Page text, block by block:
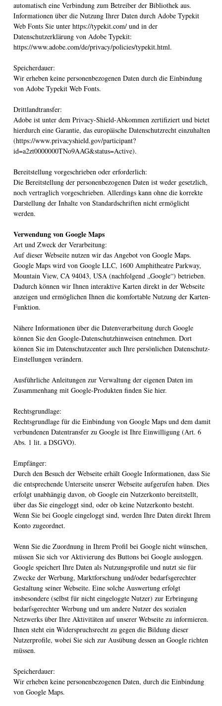
automatisch eine Verbindung zum Betreiber der Bibliothek aus.
Informationen über die Nutzung Ihrer Daten durch Adobe Typekit
Web Fonts Sie unter https://typekit.com/ und in der
Datenschutzerklärung von Adobe Typekit:
https://www.adobe.com/de/privacy/policies/typekit.html.
Speicherdauer:
Wir erheben keine personenbezogenen Daten durch die Einbindung
von Adobe Typekit Web Fonts.
Drittlandtransfer:
Adobe ist unter dem Privacy-Shield-Abkommen zertifiziert und bietet
hierdurch eine Garantie, das europäische Datenschutzrecht einzuhalten
(https://www.privacyshield.gov/participant?
id=a2zt0000000TNo9AAG&status=Active).
Bereitstellung vorgeschrieben oder erforderlich:
Die Bereitstellung der personenbezogenen Daten ist weder gesetzlich,
noch vertraglich vorgeschrieben. Allerdings kann ohne die korrekte
Darstellung der Inhalte von Standardschriften nicht ermöglicht
werden.
Verwendung von Google Maps
Art und Zweck der Verarbeitung:
Auf dieser Webseite nutzen wir das Angebot von Google Maps.
Google Maps wird von Google LLC, 1600 Amphitheatre Parkway,
Mountain View, CA 94043, USA (nachfolgend „Google“) betrieben.
Dadurch können wir Ihnen interaktive Karten direkt in der Webseite
anzeigen und ermöglichen Ihnen die komfortable Nutzung der Karten-
Funktion.
Nähere Informationen über die Datenverarbeitung durch Google
können Sie den Google-Datenschutzhinweisen entnehmen. Dort
können Sie im Datenschutzcenter auch Ihre persönlichen Datenschutz-
Einstellungen verändern.
Ausführliche Anleitungen zur Verwaltung der eigenen Daten im
Zusammenhang mit Google-Produkten finden Sie hier.
Rechtsgrundlage:
Rechtsgrundlage für die Einbindung von Google Maps und dem damit
verbundenen Datentransfer zu Google ist Ihre Einwilligung (Art. 6
Abs. 1 lit. a DSGVO).
Empfänger:
Durch den Besuch der Webseite erhält Google Informationen, dass Sie
die entsprechende Unterseite unserer Webseite aufgerufen haben. Dies
erfolgt unabhängig davon, ob Google ein Nutzerkonto bereitstellt,
über das Sie eingeloggt sind, oder ob keine Nutzerkonto besteht.
Wenn Sie bei Google eingeloggt sind, werden Ihre Daten direkt Ihrem
Konto zugeordnet.
Wenn Sie die Zuordnung in Ihrem Profil bei Google nicht wünschen,
müssen Sie sich vor Aktivierung des Buttons bei Google ausloggen.
Google speichert Ihre Daten als Nutzungsprofile und nutzt sie für
Zwecke der Werbung, Marktforschung und/oder bedarfsgerechter
Gestaltung seiner Webseite. Eine solche Auswertung erfolgt
insbesondere (selbst für nicht eingeloggte Nutzer) zur Erbringung
bedarfsgerechter Werbung und um andere Nutzer des sozialen
Netzwerks über Ihre Aktivitäten auf unserer Webseite zu informieren.
Ihnen steht ein Widerspruchsrecht zu gegen die Bildung dieser
Nutzerprofile, wobei Sie sich zur Ausübung dessen an Google richten
müssen.
Speicherdauer:
Wir erheben keine personenbezogenen Daten, durch die Einbindung
von Google Maps.